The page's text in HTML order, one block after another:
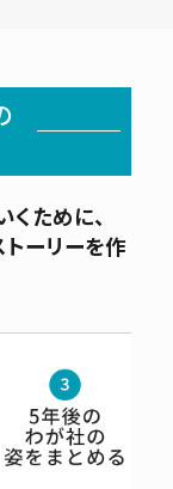
くために、
ーリーを作